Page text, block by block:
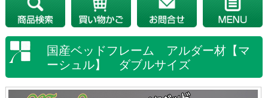
国産ベッドフレーム アルダー材【マ
ーシュル】 ダブルサイズ